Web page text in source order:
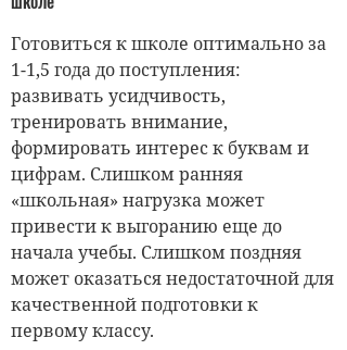
Готовиться к школе оптимально за
1-1,5 года до поступления:
развивать усидчивость,
тренировать внимание,
формировать интерес к буквам и
цифрам. Слишком ранняя
«школьная» нагрузка может
привести к выгоранию еще до
начала учебы. Слишком поздняя
может оказаться недостаточной для
качественной подготовки к
первому классу.